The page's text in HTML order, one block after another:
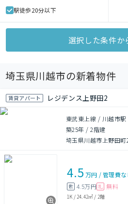
駅徒歩20分以下
選択した条件か
埼玉県川越市の新着物件
賃貸アパート レジデンス上野田2
東武東上線 / 川越市駅
築25年 /2階建
埼玉県川越市上野田町
4.5 万円 /管理費な
敷 4.5万円 礼 無料
1K / 24.42㎡ / 2階